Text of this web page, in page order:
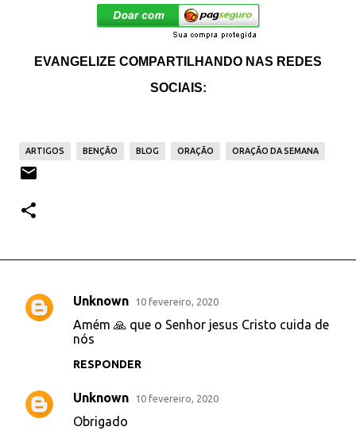
EVANGELIZE COMPARTILHANDO NAS REDES
SOCIAIS:
ARTIGOS BENÇÃO BLOG ORAÇÃO ORAÇÃO DA SEMANA
C
n
Unknown 10 fevereiro, 2020
Amém 🙏 que o Senhor jesus Cristo cuida de
nós
RESPONDER
Unknown 10 fevereiro, 2020
Obrigado